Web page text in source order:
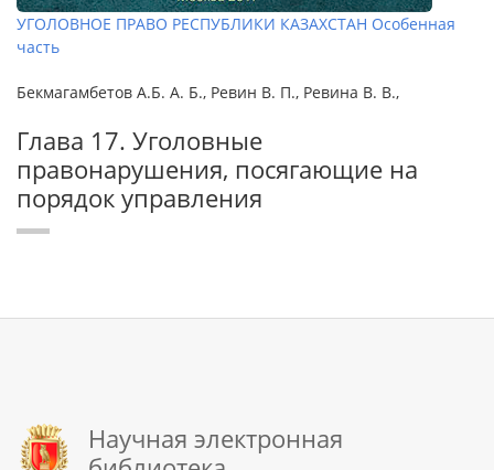
УГОЛОВНОЕ ПРАВО РЕСПУБЛИКИ КАЗАХСТАН Особенная
часть
Бекмагамбетов А.Б. А. Б., Ревин В. П., Ревина В. В.,
Глава 17. Уголовные
правонарушения, посягающие на
порядок управления
Научная электронная